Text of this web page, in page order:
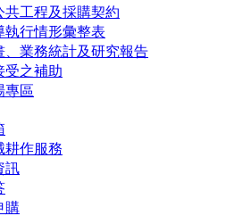
共工程及採購契約
執行情形彙整表
、業務統計及研究報告
受之補助
專區
耕作服務
訊
購